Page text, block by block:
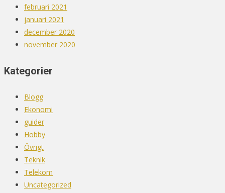
februari 2021
januari 2021
december 2020
november 2020
Kategorier
Blogg
Ekonomi
guider
Hobby
Övrigt
Teknik
Telekom
Uncategorized